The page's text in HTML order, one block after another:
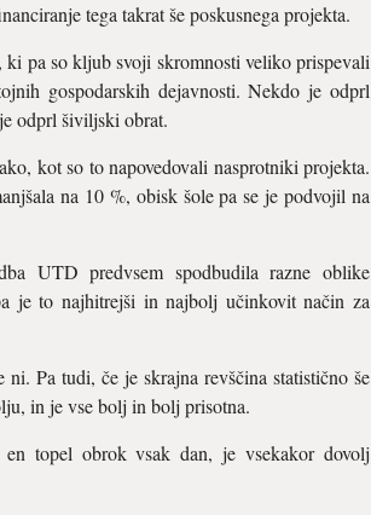
tega takrat še poskusnega projekta.
pa so kljub svoji skromnosti veliko prispevali
gospodarskih dejavnosti. Nekdo je odprl
odprl šiviljski obrat.
kot so to napovedovali nasprotniki projekta.
na 10 %, obisk šole pa se je podvojil na
UTD predvsem spodbudila razne oblike
je to najhitrejši in najbolj učinkovit način za
Pa tudi, če je skrajna revščina statistično še
in je vse bolj in bolj prisotna.
topel obrok vsak dan, je vsekakor dovolj